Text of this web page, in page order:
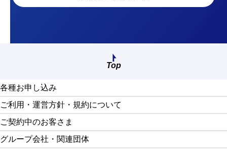
Top
各種お申し込み
ご利用・運営方針・規約について
ご契約中のお客さま
グループ会社・関連団体